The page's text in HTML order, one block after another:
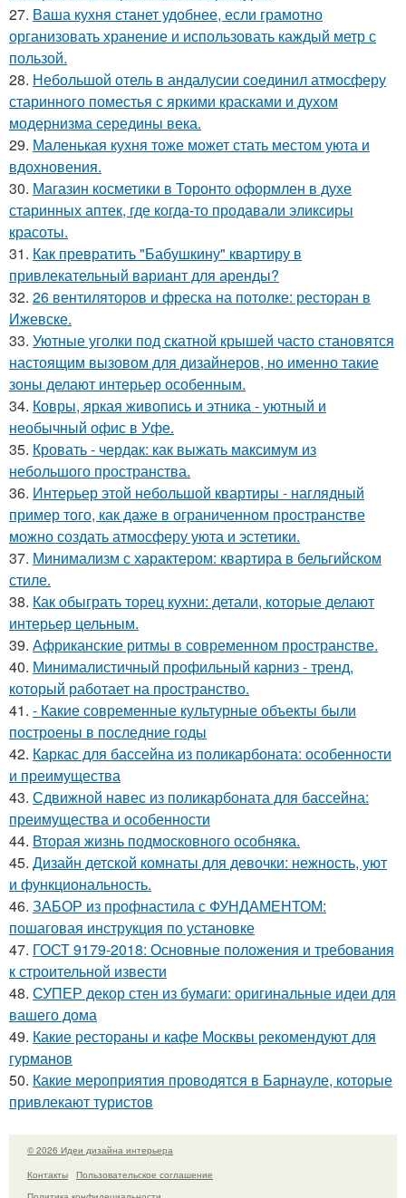
27. Ваша кухня станет удобнее, если грамотно
организовать хранение и использовать каждый метр с
пользой.
28. Небольшой отель в андалусии соединил атмосферу
старинного поместья с яркими красками и духом
модернизма середины века.
29. Маленькая кухня тоже может стать местом уюта и
вдохновения.
30. Магазин косметики в Торонто оформлен в духе
старинных аптек, где когда-то продавали эликсиры
красоты.
31. Как превратить "Бабушкину" квартиру в
привлекательный вариант для аренды?
32. 26 вентиляторов и фреска на потолке: ресторан в
Ижевске.
33. Уютные уголки под скатной крышей часто становятся
настоящим вызовом для дизайнеров, но именно такие
зоны делают интерьер особенным.
34. Ковры, яркая живопись и этника - уютный и
необычный офис в Уфе.
35. Кровать - чердак: как выжать максимум из
небольшого пространства.
36. Интерьер этой небольшой квартиры - наглядный
пример того, как даже в ограниченном пространстве
можно создать атмосферу уюта и эстетики.
37. Минимализм с характером: квартира в бельгийском
стиле.
38. Как обыграть торец кухни: детали, которые делают
интерьер цельным.
39. Африканские ритмы в современном пространстве.
40. Минималистичный профильный карниз - тренд,
который работает на пространство.
41. - Какие современные культурные объекты были
построены в последние годы
42. Каркас для бассейна из поликарбоната: особенности
и преимущества
43. Сдвижной навес из поликарбоната для бассейна:
преимущества и особенности
44. Вторая жизнь подмосковного особняка.
45. Дизайн детской комнаты для девочки: нежность, уют
и функциональность.
46. ЗАБОР из профнастила с ФУНДАМЕНТОМ:
пошаговая инструкция по установке
47. ГОСТ 9179-2018: Основные положения и требования
к строительной извести
48. СУПЕР декор стен из бумаги: оригинальные идеи для
вашего дома
49. Какие рестораны и кафе Москвы рекомендуют для
гурманов
50. Какие мероприятия проводятся в Барнауле, которые
привлекают туристов
© 2026 Идеи дизайна интерьера
Контакты
Пользовательское соглашение